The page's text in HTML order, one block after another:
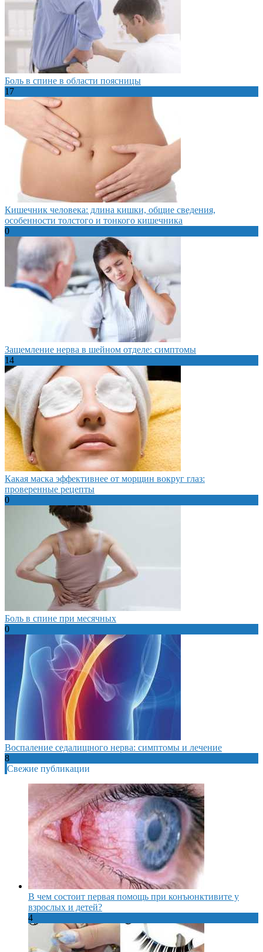
Боль в спине в области поясницы
17
Кишечник человека: длина кишки, общие сведения,
особенности толстого и тонкого кишечника
0
Защемление нерва в шейном отделе: симптомы
14
Какая маска эффективнее от морщин вокруг глаз:
проверенные рецепты
0
Боль в спине при месячных
0
Воспаление седалищного нерва: симптомы и лечение
8
Свежие публикации
В чем состоит первая помощь при конъюнктивите у
взрослых и детей?
4